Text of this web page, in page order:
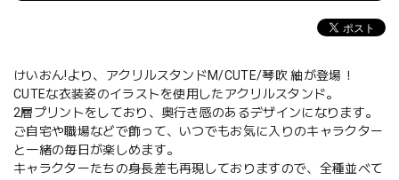
けいおん!より、アクリルスタンドM/CUTE/琴吹 紬が登場！
CUTEな衣装姿のイラストを使用したアクリルスタンド。
2層プリントをしており、奥行き感のあるデザインになります。
ご自宅や職場などで飾って、いつでもお気に入りのキャラクター
と一緒の毎日が楽しめます。
キャラクターたちの身長差も再現しておりますので、全種並べて